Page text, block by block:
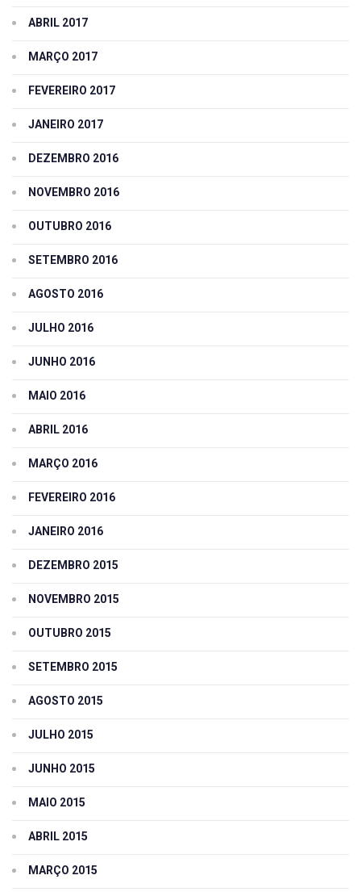
ABRIL 2017
MARÇO 2017
FEVEREIRO 2017
JANEIRO 2017
DEZEMBRO 2016
NOVEMBRO 2016
OUTUBRO 2016
SETEMBRO 2016
AGOSTO 2016
JULHO 2016
JUNHO 2016
MAIO 2016
ABRIL 2016
MARÇO 2016
FEVEREIRO 2016
JANEIRO 2016
DEZEMBRO 2015
NOVEMBRO 2015
OUTUBRO 2015
SETEMBRO 2015
AGOSTO 2015
JULHO 2015
JUNHO 2015
MAIO 2015
ABRIL 2015
MARÇO 2015